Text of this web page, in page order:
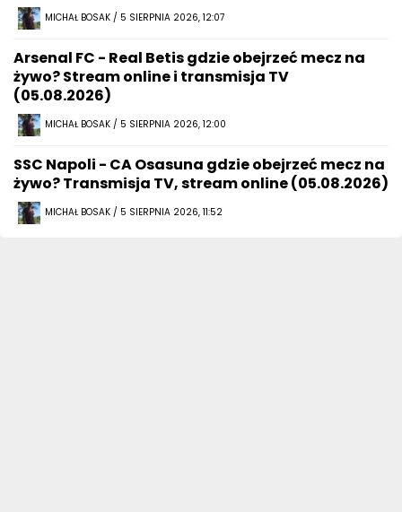
MICHAŁ BOSAK / 5 SIERPNIA 2026, 12:07
Arsenal FC - Real Betis gdzie obejrzeć mecz na
żywo? Stream online i transmisja TV
(05.08.2026)
MICHAŁ BOSAK / 5 SIERPNIA 2026, 12:00
SSC Napoli - CA Osasuna gdzie obejrzeć mecz na
żywo? Transmisja TV, stream online (05.08.2026)
MICHAŁ BOSAK / 5 SIERPNIA 2026, 11:52